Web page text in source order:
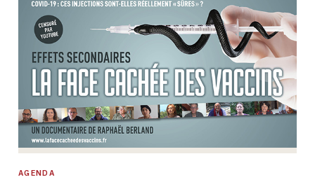
AGENDA